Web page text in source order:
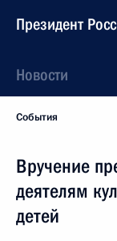
Президент
Новости
События
Вручение
деятелям
детей